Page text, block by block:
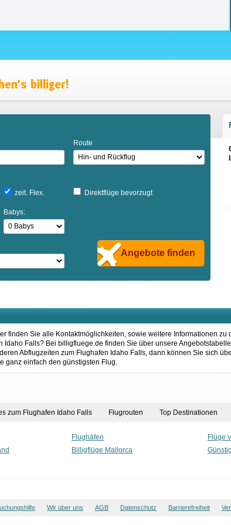
Route
zeit. Flex.
Direktflüge bevorzugt
Babys:
Angebote finden
finden Sie alle Kontaktmöglichkeiten, sowie weitere Informationen zu
Falls? Bei billigfluege.de finden Sie über unsere
Abflugzeiten zum Flughafen Idaho Falls, dann können Sie sich
ganz einfach den günstigsten Flug.
zum Flughafen Idaho Falls Flugrouten Top Destinationen
Flughäfen
Flüge
Billigflüge Mallorca
Wir über uns AGB Datenschutz Barrierefreiheit